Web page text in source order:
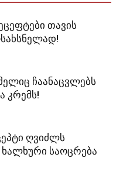
თავის
ჩაანაცვლებს
კრემს!
ღვიძლს
ხალხური საოცრება